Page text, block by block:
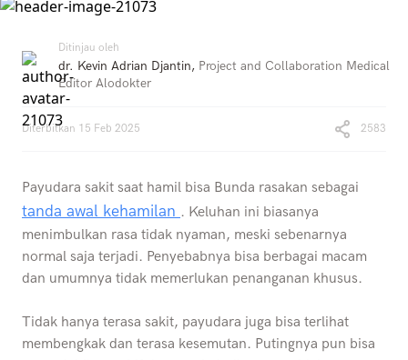
Ditinjau oleh
dr. Kevin Adrian Djantin, Project and Collaboration Medical
Editor Alodokter
Diterbitkan 15 Feb 2025 2583
Payudara sakit saat hamil bisa Bunda rasakan sebagai
tanda awal kehamilan . Keluhan ini biasanya
menimbulkan rasa tidak nyaman, meski sebenarnya
normal saja terjadi. Penyebabnya bisa berbagai macam
dan umumnya tidak memerlukan penanganan khusus.
Tidak hanya terasa sakit, payudara juga bisa terlihat
membengkak dan terasa kesemutan. Putingnya pun bisa